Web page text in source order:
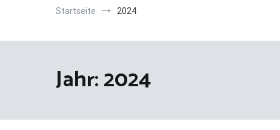
Startseite 2024
Jahr:2024